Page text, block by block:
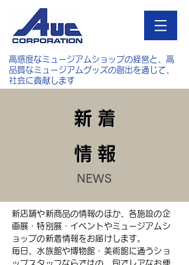
高感度なミュージアムショップの経営と、高
品質なミュージアムグッズの創出を通じて、
社会に貢献します
新 着
情 報
NEWS
新店舗や新商品の情報のほか、各施設の企
画展・特別展・イベントやミュージアムシ
ョップの新着情報をお届けします。
毎日、水族館や博物館・美術館に通うショ
ップスタッフならではの、旬でレアなお便